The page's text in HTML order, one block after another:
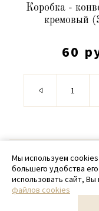
Коробка -
кремовый
60
©
+
Мы используем
большего удобства
использовать сайт,
файлов cookies